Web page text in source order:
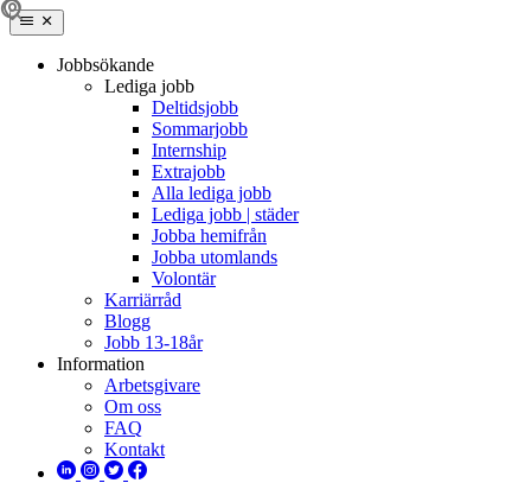
Jobbsökande
Lediga jobb
Deltidsjobb
Sommarjobb
Internship
Extrajobb
Alla lediga jobb
Lediga jobb | städer
Jobba hemifrån
Jobba utomlands
Volontär
Karriärråd
Blogg
Jobb 13-18år
Information
Arbetsgivare
Om oss
FAQ
Kontakt